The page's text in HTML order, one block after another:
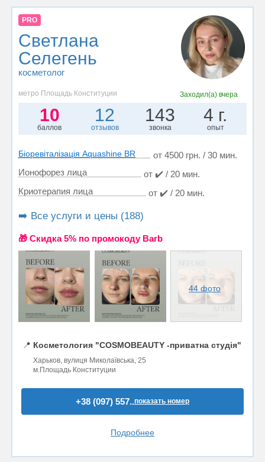
PRO
Светлана
Селегень
косметолог
метро Площадь Конституции Заходил(а) вчера
10
баллов
12
отзывов
143
звонка
4 г.
опыт
Біоревіталізація Aquashine BR
от 4500 грн. / 30 мин.
Ионофорез лица
от ✔️ / 20 мин.
Криотерапия лица
от ✔️ / 20 мин.
➡️ Все услуги и цены (188)
🎁 Cкидка 5% по промокоду Barb
44 фото
📍 Косметология "COSMOBEAUTY -приватна студія"
Харьков, вулиця Миколаївська, 25
м.Площадь Конституции
+38 (097) 557..показать номер
Подробнее